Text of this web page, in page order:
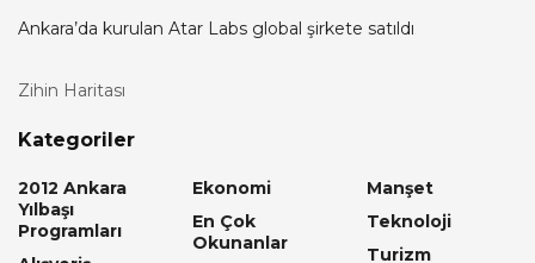
Ankara’da kurulan Atar Labs global şirkete satıldı
Zihin Haritası
Kategoriler
2012 Ankara
Yılbaşı
Programları
Ekonomi
En Çok
Okunanlar
Manşet
Teknoloji
Turizm